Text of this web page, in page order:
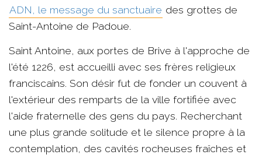
ADN, le message du sanctuaire des grottes de
Saint-Antoine de Padoue.
Saint Antoine, aux portes de Brive à l'approche de
l'été 1226, est accueilli avec ses frères religieux
franciscains. Son désir fut de fonder un couvent à
l'extérieur des remparts de la ville fortifiée avec
l'aide fraternelle des gens du pays. Recherchant
une plus grande solitude et le silence propre à la
contemplation, des cavités rocheuses fraîches et